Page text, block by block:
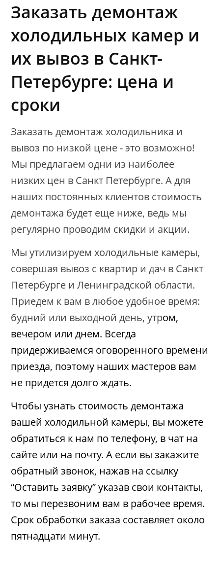
Заказать демонтаж
холодильных камер и
их вывоз в Санкт-
Петербурге: цена и
сроки
Заказать демонтаж холодильника и
вывоз по низкой цене - это возможно!
Мы предлагаем одни из наиболее
низких цен в Санкт Петербурге. А для
наших постоянных клиентов стоимость
демонтажа будет еще ниже, ведь мы
регулярно проводим скидки и акции.
Мы утилизируем холодильные камеры,
совершая вывоз с квартир и дач в Санкт
Петербурге и Ленинградской области.
Приедем к вам в любое удобное время:
будний или выходной день, утром,
вечером или днем. Всегда
придерживаемся оговоренного времени
приезда, поэтому наших мастеров вам
не придется долго ждать.
Чтобы узнать стоимость демонтажа
вашей холодильной камеры, вы можете
обратиться к нам по телефону, в чат на
сайте или на почту. А если вы закажите
обратный звонок, нажав на ссылку
“Оставить заявку” указав свои контакты,
то мы перезвоним вам в рабочее время.
Срок обработки заказа составляет около
пятнадцати минут.